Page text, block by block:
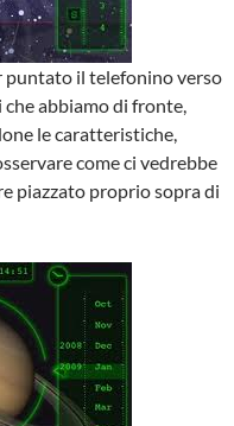
puntato il telefonino verso
abbiamo di fronte,
le caratteristiche,
come ci vedrebbe
piazzato proprio sopra di